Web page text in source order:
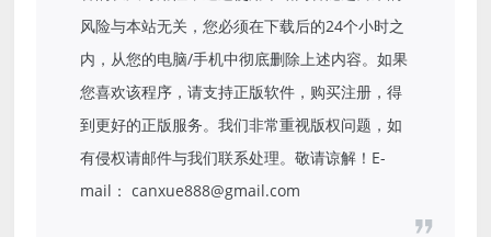
风险与本站无关，您必须在下载后的24个小时之
内，从您的电脑/手机中彻底删除上述内容。如果
您喜欢该程序，请支持正版软件，购买注册，得
到更好的正版服务。我们非常重视版权问题，如
有侵权请邮件与我们联系处理。敬请谅解！E-
mail： canxue888@gmail.com